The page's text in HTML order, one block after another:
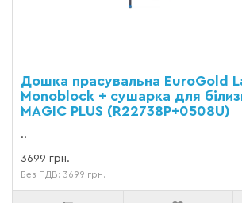
Дошка прасувальна EuroGold
Monoblock + cушарка для
MAGIC PLUS (R22738P+0508U)
..
3699 грн.
Без ПДВ: 3699 грн.